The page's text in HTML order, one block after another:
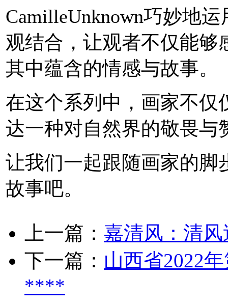
CamilleUnknown巧妙地
观结合，让观者不仅能够
其中蕴含的情感与故事。
在这个系列中，画家不仅
达一种对自然界的敬畏与
让我们一起跟随画家的脚
故事吧。
上一篇： 嘉清风：清
下一篇： 山西省2022
****